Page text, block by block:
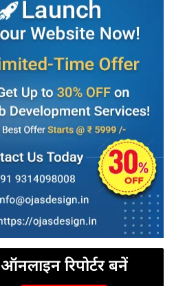
ऑनलाइन रिपोर्टर बनें